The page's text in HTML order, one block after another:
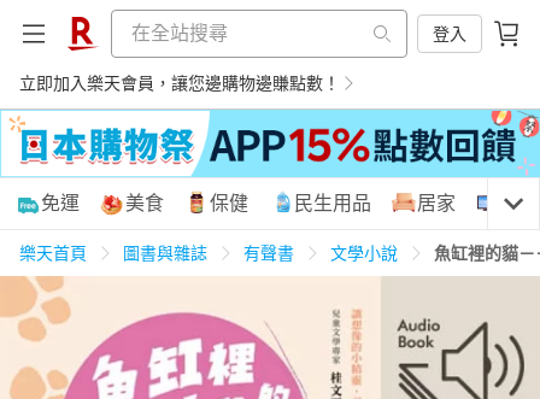
登入
立即加入樂天會員，讓您邊購物邊賺點數！
購物網分類
天天免運 美食蛋糕 養生保健 民生用品
免運 美食 保健 民生用品 居家 3C
樂天首頁 圖書與雜誌 有聲書 文學小說 魚缸裡的貓